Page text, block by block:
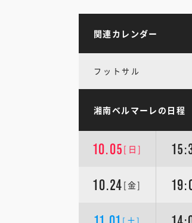
関連カレンダー
フットサル
湘南ベルマーレの日程
10.05 [日]
10.24 [金]
[土]